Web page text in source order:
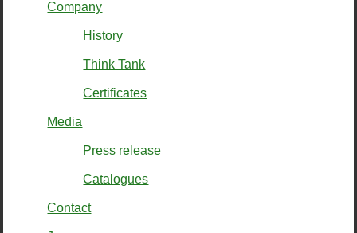
Company
History
Think Tank
Certificates
Media
Press release
Catalogues
Contact